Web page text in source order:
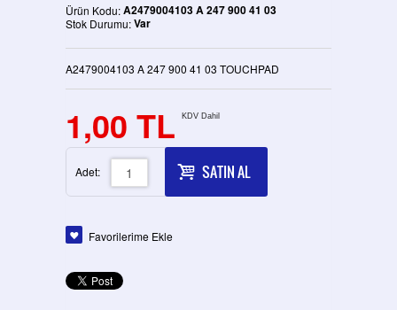
Ürün Kodu:A2479004103 A 247 900 41 03
Stok Durumu:Var
A2479004103 A 247 900 41 03 TOUCHPAD
1,00 TL KDV Dahil
Adet: SATIN AL
Favorilerime Ekle